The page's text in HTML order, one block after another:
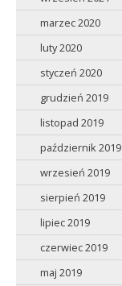
marzec 2020
luty 2020
styczeń 2020
grudzień 2019
listopad 2019
październik 2019
wrzesień 2019
sierpień 2019
lipiec 2019
czerwiec 2019
maj 2019